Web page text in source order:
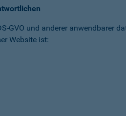
GVO und anderer anwendbarer
Website ist: